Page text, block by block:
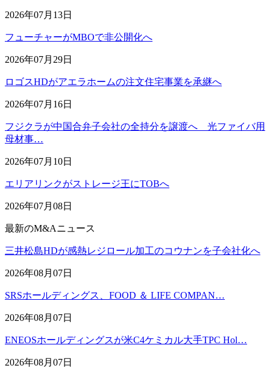
2026年07月13日
フューチャーがMBOで非公開化へ
2026年07月29日
ロゴスHDがアエラホームの注文住宅事業を承継へ
2026年07月16日
フジクラが中国合弁子会社の全持分を譲渡へ 光ファイバ用
母材事…
2026年07月10日
エリアリンクがストレージ王にTOBへ
2026年07月08日
最新のM&Aニュース
三井松島HDが感熱レジロール加工のコウナンを子会社化へ
2026年08月07日
SRSホールディングス、FOOD ＆ LIFE COMPAN…
2026年08月07日
ENEOSホールディングスが米C4ケミカル大手TPC Hol…
2026年08月07日